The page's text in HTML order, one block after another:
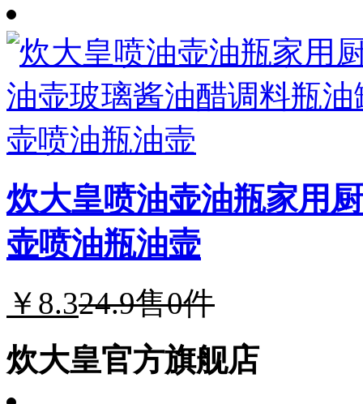
炊大皇喷油壶油瓶家用
壶喷油瓶油壸
￥8.324.9售0件
炊大皇官方旗舰店